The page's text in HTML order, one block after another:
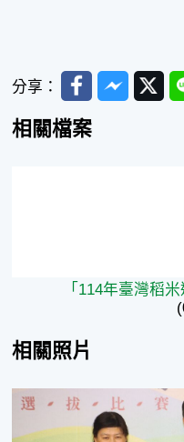
分享： FacebookMessenger
Twitter
相關檔案
「114年臺灣稻
相關照片